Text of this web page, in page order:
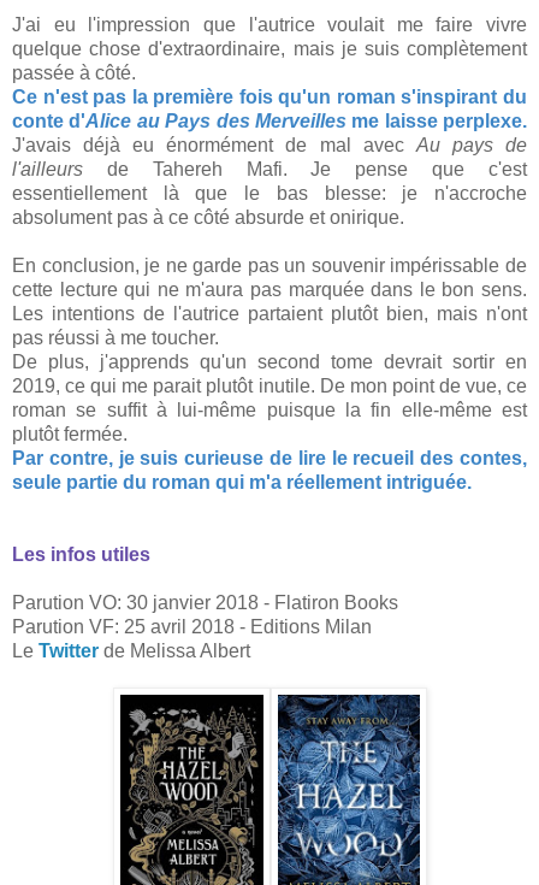
J'ai eu l'impression que l'autrice voulait me faire vivre
quelque chose d'extraordinaire, mais je suis complètement
passée à côté.
Ce n'est pas la première fois qu'un roman s'inspirant du
conte d'Alice au Pays des Merveilles me laisse perplexe.
J'avais déjà eu énormément de mal avec Au pays de
l'ailleurs de Tahereh Mafi. Je pense que c'est
essentiellement là que le bas blesse: je n'accroche
absolument pas à ce côté absurde et onirique.
En conclusion, je ne garde pas un souvenir impérissable de
cette lecture qui ne m'aura pas marquée dans le bon sens.
Les intentions de l'autrice partaient plutôt bien, mais n'ont
pas réussi à me toucher.
De plus, j'apprends qu'un second tome devrait sortir en
2019, ce qui me parait plutôt inutile. De mon point de vue, ce
roman se suffit à lui-même puisque la fin elle-même est
plutôt fermée.
Par contre, je suis curieuse de lire le recueil des contes,
seule partie du roman qui m'a réellement intriguée.
Les infos utiles
Parution VO: 30 janvier 2018 - Flatiron Books
Parution VF: 25 avril 2018 - Editions Milan
Le Twitter de Melissa Albert